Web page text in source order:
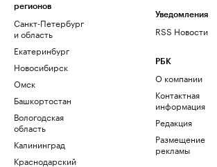
регионов
Санкт-Петербург
и область
Екатеринбург
Новосибирск
Омск
Башкортостан
Вологодская
область
Калининград
Краснодарский
Уведомления
RSS Новости
РБК
О компании
Контактная
информация
Редакция
Размещение
рекламы